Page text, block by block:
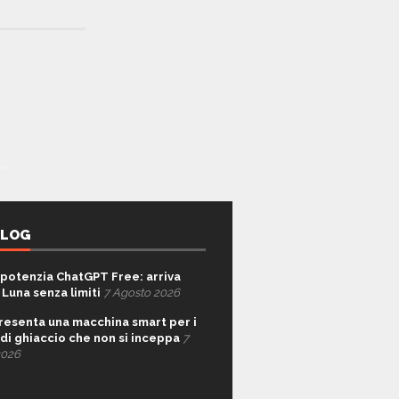
ChatGPT Free: arriva
Luna senza limiti 7 Agosto 2026
una macchina smart per i
ghiaccio che non si inceppa 7